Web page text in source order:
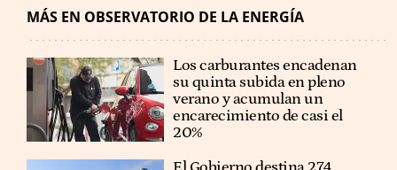
MÁS EN OBSERVATORIO DE LA ENERGÍA
Los carburantes encadenan
su quinta subida en pleno
verano y acumulan un
encarecimiento de casi el
20%